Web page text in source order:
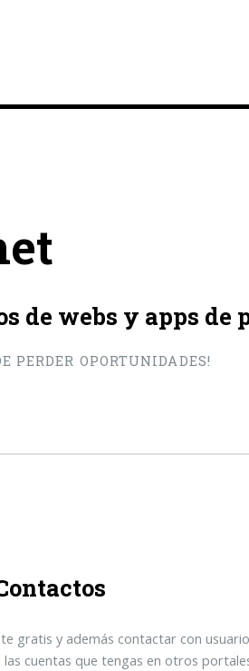
de webs y apps de
PERDER OPORTUNIDADES!
gratis y además contactar con
cuentas que tengas en otros